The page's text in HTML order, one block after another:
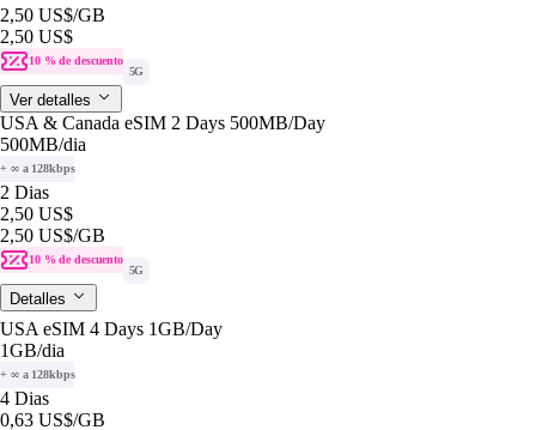
2,50 US$/GB
2,50 US$
10 % de descuento
5G
Ver detalles
USA & Canada eSIM 2 Days 500MB/Day
500MB/dia
+ ∞ a 128kbps
2 Dias
2,50 US$
2,50 US$/GB
10 % de descuento
5G
Detalles
USA eSIM 4 Days 1GB/Day
1GB/dia
+ ∞ a 128kbps
4 Dias
0,63 US$/GB